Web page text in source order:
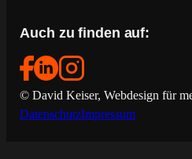
Auch zu finden auf:
© David Keiser, Webdesign für
DatenschutzImpressum